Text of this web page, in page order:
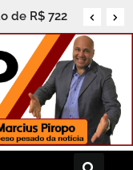
de R$ 722
contas dos